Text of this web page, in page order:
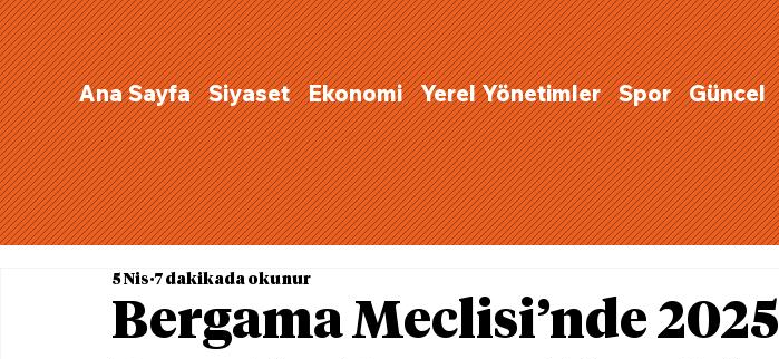
Ana Sayfa Siyaset Ekonomi Yerel Yönetimler Spor Güncel
Bergama Meclisi’nde 2025
5 Nis 7 dakikada okunur